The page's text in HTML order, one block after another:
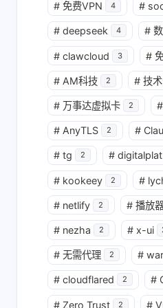
# 免费VPN 4 #
# deepseek 4 #
# clawcloud 3 #
# AM科技 2 # 技
# 万事达虚拟卡 2 #
# AnyTLS 2 #
# tg 2 # digitalplat
# kookeey 2 #
# netlify 2 # 播放
# nezha 2 # x-ui
# 无需代理 2 #
# cloudflared 2 #
# Zero Trust 2 #